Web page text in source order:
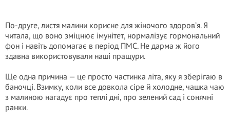
По-друге, листя малини корисне для жіночого здоров’я. Я
читала, що воно зміцнює імунітет, нормалізує гормональний
фон і навіть допомагає в період ПМС. Не дарма ж його
здавна використовували наші пращури.
Ще одна причина — це просто частинка літа, яку я зберігаю в
баночці. Взимку, коли все довкола сіре й холодне, чашка чаю
з малиною нагадує про теплі дні, про зелений сад і сонячні
ранки.